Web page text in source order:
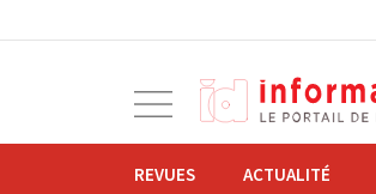
navigation
REVUES ACTUALITÉ